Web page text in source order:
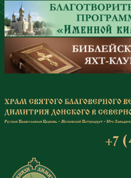
Перейти к основному содержанию
+7